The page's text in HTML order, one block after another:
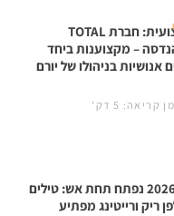
המלצה מקצועית: חברת TOTAL
– מקצוענות ביחד
בניהולו של יורם
קריאה: 5 דק'
האח הגדול 2026 נפתח תחת אש: טילים
ריק ורייטינג מפתיע